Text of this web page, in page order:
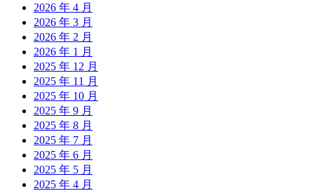
2026 年 4 月
2026 年 3 月
2026 年 2 月
2026 年 1 月
2025 年 12 月
2025 年 11 月
2025 年 10 月
2025 年 9 月
2025 年 8 月
2025 年 7 月
2025 年 6 月
2025 年 5 月
2025 年 4 月